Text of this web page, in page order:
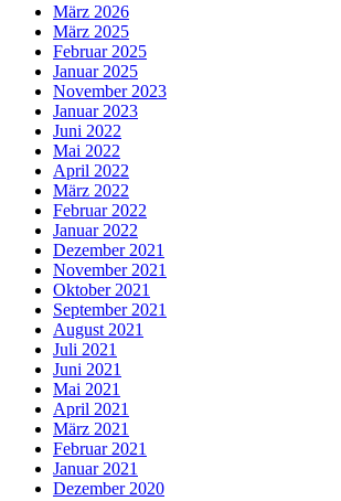
März 2026
März 2025
Februar 2025
Januar 2025
November 2023
Januar 2023
Juni 2022
Mai 2022
April 2022
März 2022
Februar 2022
Januar 2022
Dezember 2021
November 2021
Oktober 2021
September 2021
August 2021
Juli 2021
Juni 2021
Mai 2021
April 2021
März 2021
Februar 2021
Januar 2021
Dezember 2020